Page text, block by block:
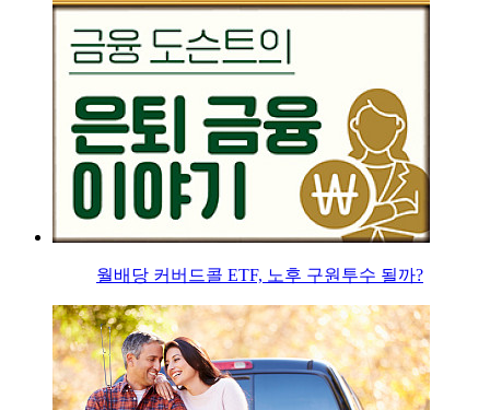
월배당 커버드콜 ETF, 노후 구원투수 될까?